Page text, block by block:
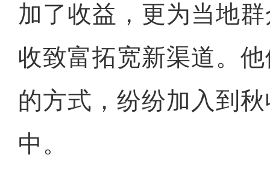
加了收益，更为当地
收致富拓宽新渠道。
的方式，纷纷加入到
中。